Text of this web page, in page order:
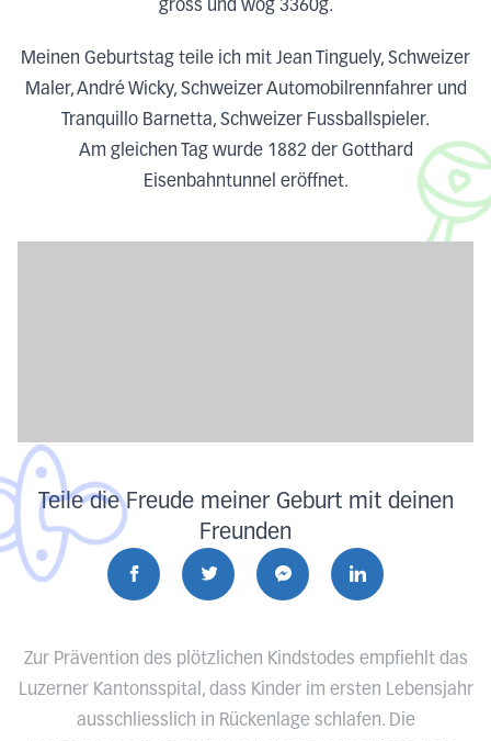
gross und wog 3360g.
Meinen Geburtstag teile ich mit Jean Tinguely, Schweizer
Maler, André Wicky, Schweizer Automobilrennfahrer und
Tranquillo Barnetta, Schweizer Fussballspieler.
Am gleichen Tag wurde 1882 der Gotthard
Eisenbahntunnel eröffnet.
Teile die Freude meiner Geburt mit deinen
Freunden
Zur Prävention des plötzlichen Kindstodes empfiehlt das
Luzerner Kantonsspital, dass Kinder im ersten Lebensjahr
ausschliesslich in Rückenlage schlafen. Die